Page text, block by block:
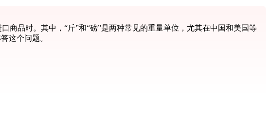
商品时。其中，“斤”和“磅”是两种常见的重量单位，尤其在中国和美国等
这个问题。